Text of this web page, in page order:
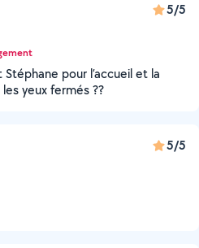
5/5
pour l’accueil et la
yeux fermés ??
5/5